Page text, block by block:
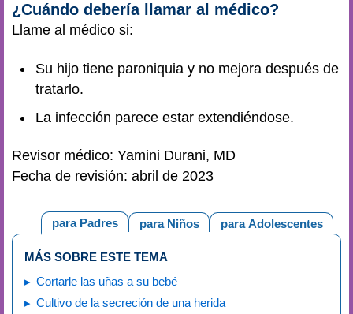
¿Cuándo debería llamar al médico?
Llame al médico si:
Su hijo tiene paroniquia y no mejora después de
tratarlo.
La infección parece estar extendiéndose.
Revisor médico: Yamini Durani, MD
Fecha de revisión: abril de 2023
para Adolescentes
para Niños
para Padres
MÁS SOBRE ESTE TEMA
Cortarle las uñas a su bebé
Cultivo de la secreción de una herida